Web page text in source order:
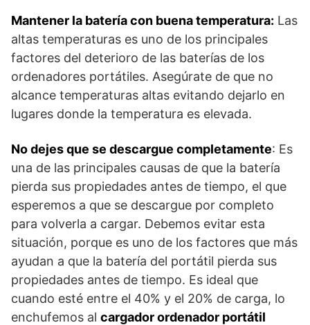
Mantener la batería con buena temperatura: Las
altas temperaturas es uno de los principales
factores del deterioro de las baterías de los
ordenadores portátiles. Asegúrate de que no
alcance temperaturas altas evitando dejarlo en
lugares donde la temperatura es elevada.
No dejes que se descargue completamente: Es
una de las principales causas de que la batería
pierda sus propiedades antes de tiempo, el que
esperemos a que se descargue por completo
para volverla a cargar. Debemos evitar esta
situación, porque es uno de los factores que más
ayudan a que la batería del portátil pierda sus
propiedades antes de tiempo. Es ideal que
cuando esté entre el 40% y el 20% de carga, lo
enchufemos al cargador ordenador portátil